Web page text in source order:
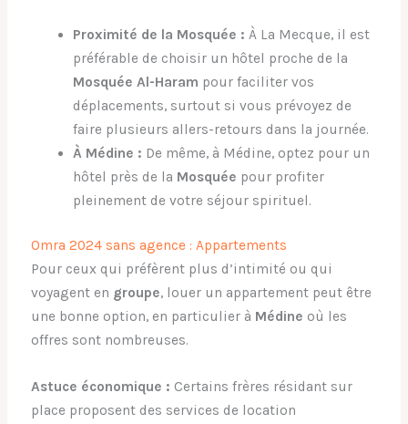
Proximité de la Mosquée : À La Mecque, il est
préférable de choisir un hôtel proche de la
Mosquée Al-Haram pour faciliter vos
déplacements, surtout si vous prévoyez de
faire plusieurs allers-retours dans la journée.
À Médine : De même, à Médine, optez pour un
hôtel près de la Mosquée pour profiter
pleinement de votre séjour spirituel.
Omra 2024 sans agence : Appartements
Pour ceux qui préfèrent plus d’intimité ou qui
voyagent en groupe, louer un appartement peut être
une bonne option, en particulier à Médine où les
offres sont nombreuses.
Astuce économique : Certains frères résidant sur
place proposent des services de location